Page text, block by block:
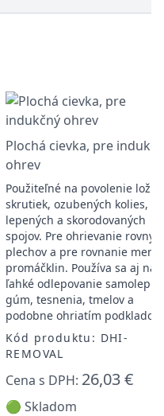
Plochá cievka, pre
ohrev
Použiteľné na povolenie
skrutiek, ozubených kolies,
lepených a skorodovaných
spojov. Pre ohrievanie
plechov a pre rovnanie
promáčklin. Používa sa aj na
ľahké odlepovanie
gúm, tesnenia, tmelov a
podobne ohriatím podklado
Kód produktu: DHI-
REMOVAL
Cena s DPH: 26,03 €
🟢 Skladom